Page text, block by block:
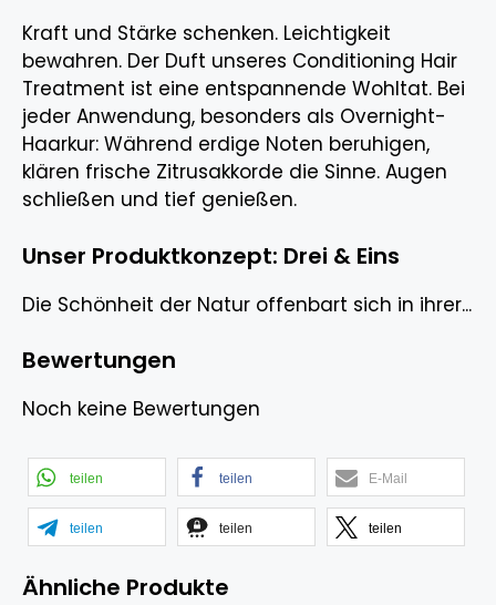
Kraft und Stärke schenken. Leichtigkeit
bewahren. Der Duft unseres Conditioning Hair
Treatment ist eine entspannende Wohltat. Bei
jeder Anwendung, besonders als Overnight-
Haarkur: Während erdige Noten beruhigen,
klären frische Zitrusakkorde die Sinne. Augen
schließen und tief genießen.
Unser Produktkonzept: Drei & Eins
Die Schönheit der Natur offenbart sich in ihrer...
Bewertungen
Noch keine Bewertungen
teilen teilen E-Mail
teilen teilen teilen
Ähnliche Produkte